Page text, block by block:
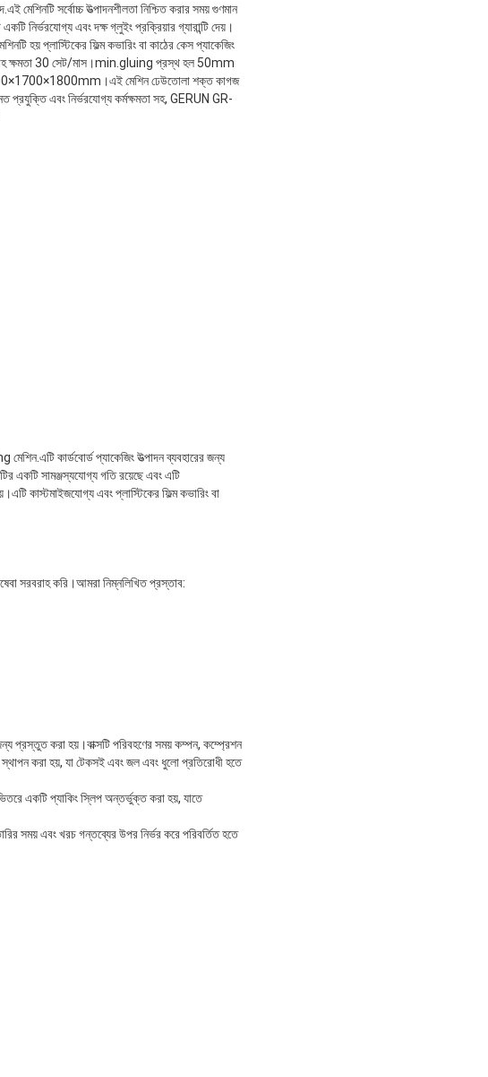
মেশিনটি সর্বোচ্চ উত্পাদনশীলতা নিশ্চিত করার সময় গুণমান
নির্ভরযোগ্য এবং দক্ষ গ্লুইং প্রক্রিয়ার গ্যারান্টি দেয়।
হয় প্লাস্টিকের ফিল্ম কভারিং বা কাঠের কেস প্যাকেজিং
ক্ষমতা 30 সেট/মাস।min.gluing প্রস্থ হল 50mm
মেশিন ঢেউতোলা শক্ত কাগজ
প্রযুক্তি এবং নির্ভরযোগ্য কর্মক্ষমতা সহ, GERUN GR-
কার্ডবোর্ড প্যাকেজিং উত্পাদন ব্যবহারের জন্য
সামঞ্জস্যযোগ্য গতি রয়েছে এবং এটি
কাস্টমাইজযোগ্য এবং প্লাস্টিকের ফিল্ম কভারিং বা
সরবরাহ করি।আমরা নিম্নলিখিত প্রস্তাব:
প্রস্তুত করা হয়।বাক্সটি পরিবহণের সময় কম্পন, কম্প্রেশন
স্থাপন করা হয়, যা টেকসই এবং জল এবং ধুলো প্রতিরোধী হতে
একটি প্যাকিং স্লিপ অন্তর্ভুক্ত করা হয়, যাতে
সময় এবং খরচ গন্তব্যের উপর নির্ভর করে পরিবর্তিত হতে